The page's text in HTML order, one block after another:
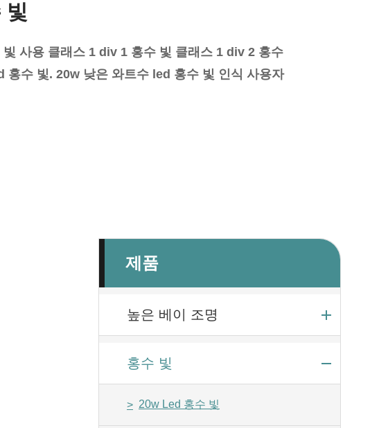
빛
사용 클래스 1 div 1 홍수 빛 클래스 1 div 2 홍수
홍수 빛. 20w 낮은 와트수 led 홍수 빛 인식 사용자
제품
높은 베이 조명
홍수 빛
20w Led 홍수 빛